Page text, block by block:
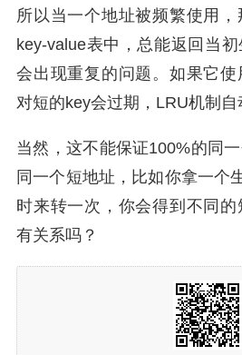
所以当一个地址被频繁使用
key-value表中，总能返回当
会出现重复的问题。如果它
对短的key会过期，LRU机制自
当然，这不能保证100%的同
同一个短地址，比如你拿一个
时来转一次，你会得到不同
有关系吗？